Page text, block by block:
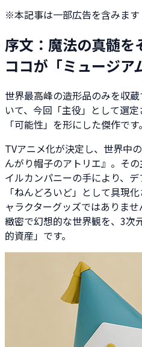
※本記事は一部広告を含みます
序文：魔法の真髄を
ココが「ミュージア
世界最高峰の造形品のみを収
いて、今回「主役」として選
「可能性」を形にした傑作です。
TVアニメ化が決定し、世界中
んがり帽子のアトリエ』。そ
イルカンパニーの手により、
「ねんどろいど」として具現
ャラクターグッズではありま
緻密で幻想的な世界観を、3次
的資産」です。